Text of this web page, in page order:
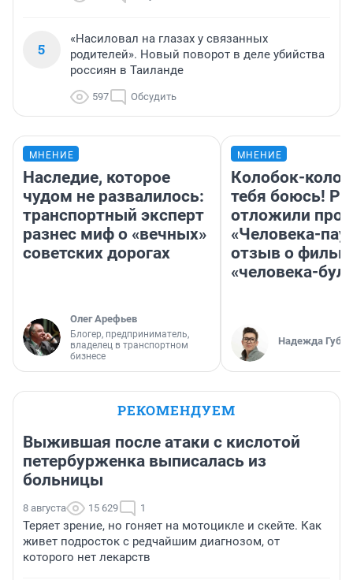
5
«Насиловал на глазах у связанных
родителей». Новый поворот в деле убийства
россиян в Таиланде
597 Обсудить
МНЕНИЕ
Наследие, которое
чудом не развалилось:
транспортный эксперт
разнес миф о «вечных»
советских дорогах
Олег Арефьев
Блогер, предприниматель,
владелец в транспортном
бизнесе
МНЕНИЕ
Колобок-
тебя боюсь!
отложили
«Человека-
отзыв о
«человека-
Надежда
РЕКОМЕНДУЕМ
Выжившая после атаки с кислотой
петербурженка выписалась из
больницы
8 августа 15 629 1
Теряет зрение, но гоняет на мотоцикле и скейте. Как
живет подросток с редчайшим диагнозом, от
которого нет лекарств